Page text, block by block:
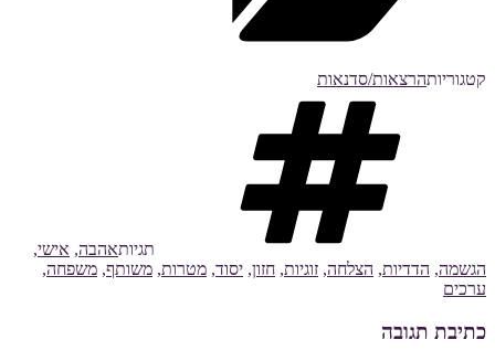
קטגוריותהרצאות/סדנאות
תגיותאהבה, אישי,
הגשמה, הדדיות, הצלחה, זוגיות, חזון, יסוד, מטרות, משותף, משפחה,
ערכים
כתיבת תגובה